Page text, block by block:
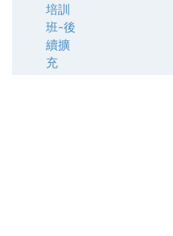
培訓
班-後
續擴
充